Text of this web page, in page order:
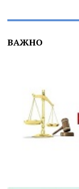
ВАЖНО